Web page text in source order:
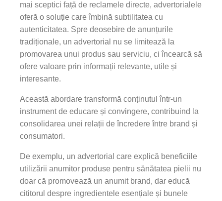
mai sceptici față de reclamele directe, advertorialele
oferă o soluție care îmbină subtilitatea cu
autenticitatea. Spre deosebire de anunțurile
tradiționale, un advertorial nu se limitează la
promovarea unui produs sau serviciu, ci încearcă să
ofere valoare prin informații relevante, utile și
interesante.
Această abordare transformă conținutul într-un
instrument de educare și convingere, contribuind la
consolidarea unei relații de încredere între brand și
consumatori.
De exemplu, un advertorial care explică beneficiile
utilizării anumitor produse pentru sănătatea pielii nu
doar că promovează un anumit brand, dar educă
cititorul despre ingredientele esențiale și bunele